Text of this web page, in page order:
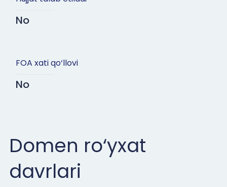
No
FOA xati qo‘llovi
No
Domen ro‘yxat
davrlari